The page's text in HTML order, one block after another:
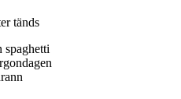
tänds
spaghetti